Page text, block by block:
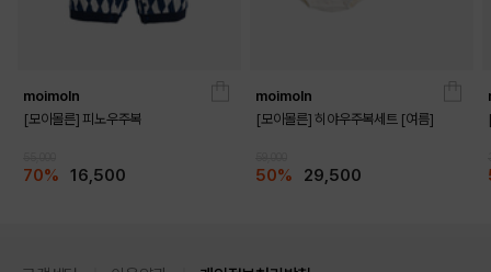
moimoln
[모이몰른] 피노우주복
70% 16,500
moimoln
[모이몰른] 히야우주복세트 [여름]
50% 29,500